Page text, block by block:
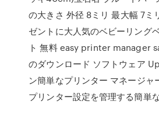
の大きさ 外径 8ミリ 最大幅 7ミ
ゼントに大人気のベビーリング
ト 無料 easy printer manager
のダウンロード ソフトウェア
ン簡単なプリンター マネージャ
プリンター設定を管理する簡単